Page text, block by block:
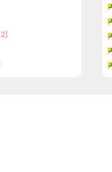
.
든 검의 결심」이 8월 20일에 업데이트됩니다!
)